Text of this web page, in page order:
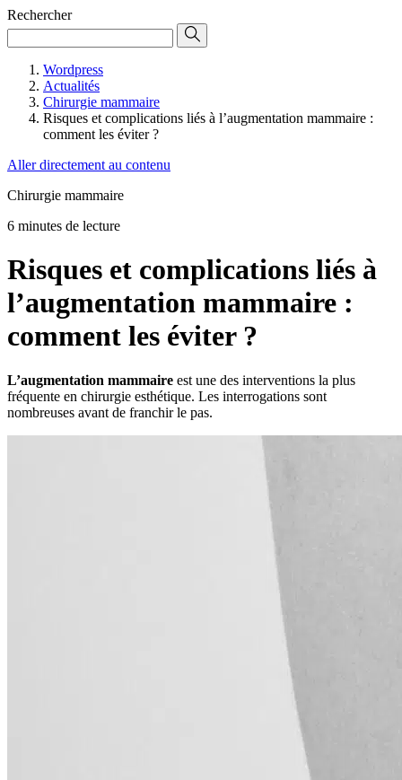
Rechercher
Wordpress
Actualités
Chirurgie mammaire
Risques et complications liés à l’augmentation mammaire :
comment les éviter ?
Aller directement au contenu
Chirurgie mammaire
6 minutes de lecture
Risques et complications liés à
l’augmentation mammaire :
comment les éviter ?
L’augmentation mammaire est une des interventions la plus
fréquente en chirurgie esthétique. Les interrogations sont
nombreuses avant de franchir le pas.